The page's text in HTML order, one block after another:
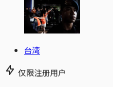
台湾
仅限注册用户